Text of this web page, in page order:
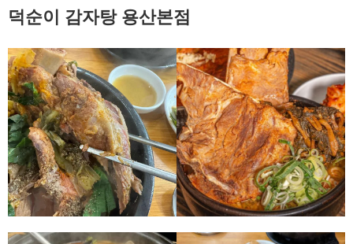
덕순이 감자탕 용산본점